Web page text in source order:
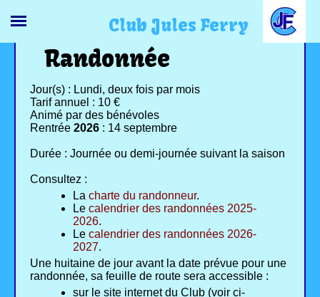
Club Jules Ferry
Randonnée
Jour(s) : Lundi, deux fois par mois
Tarif annuel : 10 €
Animé par des bénévoles
Rentrée 2026 : 14 septembre
Durée : Journée ou demi-journée suivant la saison
Consultez :
La charte du randonneur.
Le calendrier des randonnées 2025-
2026.
Le calendrier des randonnées 2026-
2027.
Une huitaine de jour avant la date prévue pour une
randonnée, sa feuille de route sera accessible :
sur le site internet du Club (voir ci-